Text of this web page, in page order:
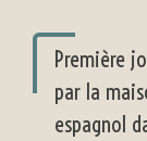
Première
par la
espagnol